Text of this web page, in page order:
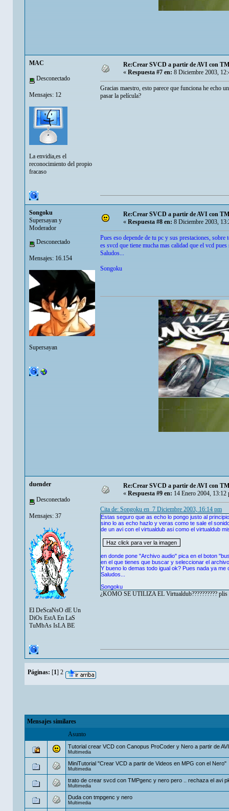
MAC
Desconectado
Mensajes: 12
La envidia,es el
reconocimiento del propio
fracaso
Re:Crear SVCD a partir de AVI con
« Respuesta #7 en: 8 Diciembre 2003,
Gracias maestro, esto parece que funciona he echo
pasar la película?
Songoku
Supersayan y
Moderador
Desconectado
Mensajes: 16.154
Supersayan
Re:Crear SVCD a partir de AVI con
«Respuesta #8 en:8 Diciembre 2003,
Pues eso depende de tu pc y sus prestaciones,
es svcd que tiene mucha mas calidad que el vcd
Saludos...
Songoku
duender
Desconectado
Mensajes: 37
El DeScaNsO dE Un
DiOs EstA En LaS
TuMbAs IsLA BE
Re:Crear SVCD a partir de AVI con
« Respuesta #9 en: 14 Enero 2004, 13:12
Cita de: Songoku en 7 Diciembre 2003, 16:14 pm
Estas seguro que as echo lo pongo justo al
sino lo as echo hazlo y veras como te sale el
de un avi con el virtualdub asi como el virtualdub
en donde pone "Archivo audio" pica en el boton
en el que tienes que buscar y seleccionar el
Y bueno lo demas todo igual ok? Pues nada ya me
Saludos...
Songoku
¿KOMO SE UTILIZA EL Virtualdub?????????? plis
Páginas: [1] 2
Mensajes similares
Asunto
Tutorial crear VCD con Canopus ProCoder y Nero a partir de
Multimedia
MiniTutorial "Crear VCD a partir de Videos en MPG con el Nero"
Multimedia
trato de crear svcd con TMPgenc y nero pero .. rechaza el avi
Multimedia
Duda con tmpgenc y nero
Multimedia